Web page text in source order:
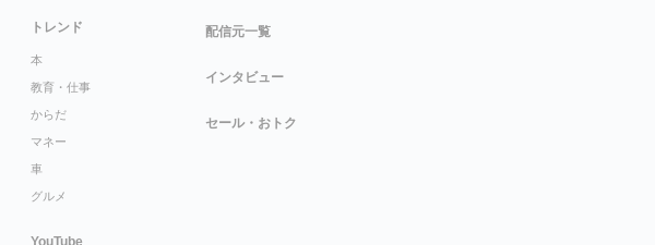
トレンド
本
教育・仕事
からだ
マネー
車
グルメ
YouTube
配信元一覧
インタビュー
セール・おトク